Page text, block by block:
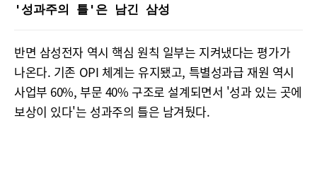
'성과주의 틀'은 남긴 삼성
반면 삼성전자 역시 핵심 원칙 일부는 지켜냈다는 평가가
나온다. 기존 OPI 체계는 유지됐고, 특별성과급 재원 역시
사업부 60%, 부문 40% 구조로 설계되면서 '성과 있는 곳에
보상이 있다'는 성과주의 틀은 남겨뒀다.